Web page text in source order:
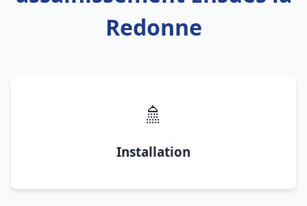
Redonne
🚿
Installation